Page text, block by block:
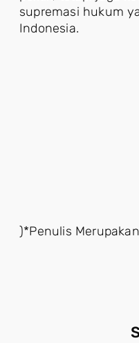
supremasi hukum
Indonesia.
)*Penulis